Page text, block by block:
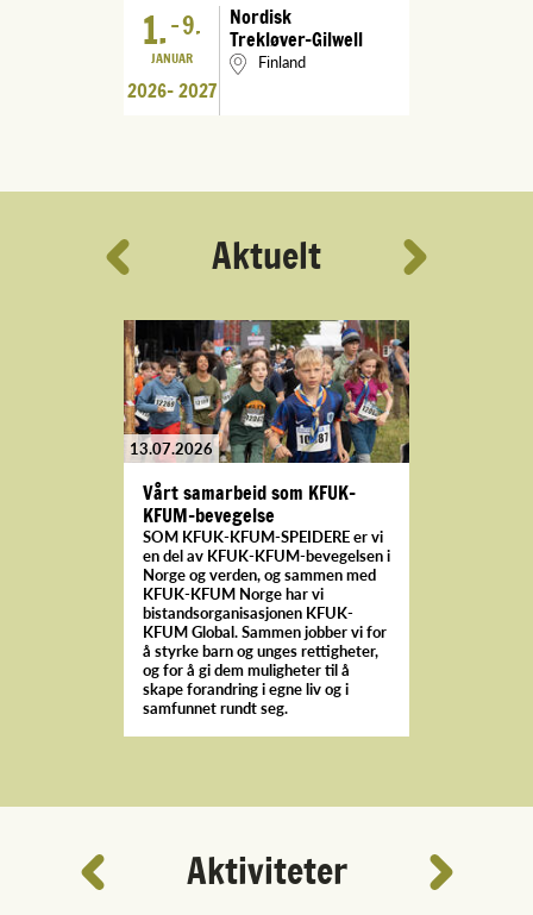
1.-9.
JANUAR
2026 2027
Nordisk
Trekløver-Gilwell
Finland
Aktuelt
13.07.2026
Vårt samarbeid som KFUK-
KFUM-bevegelse
SOM KFUK-KFUM-SPEIDERE er vi
en del av KFUK-KFUM-bevegelsen i
Norge og verden, og sammen med
KFUK-KFUM Norge har vi
bistandsorganisasjonen KFUK-
KFUM Global. Sammen jobber vi for
å styrke barn og unges rettigheter,
og for å gi dem muligheter til å
skape forandring i egne liv og i
samfunnet rundt seg.
Aktiviteter